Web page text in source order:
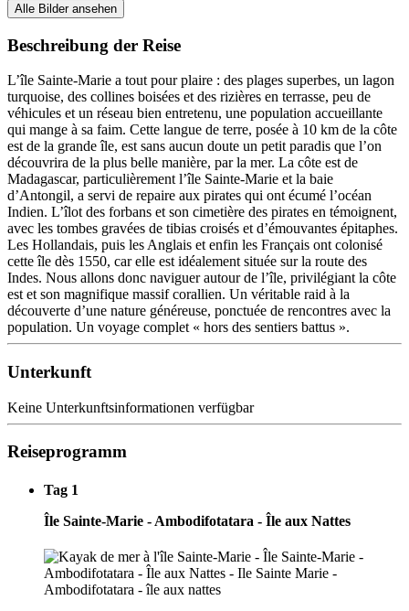
Alle Bilder ansehen
Beschreibung der Reise
L’île Sainte-Marie a tout pour plaire : des plages superbes, un lagon
turquoise, des collines boisées et des rizières en terrasse, peu de
véhicules et un réseau bien entretenu, une population accueillante
qui mange à sa faim. Cette langue de terre, posée à 10 km de la côte
est de la grande île, est sans aucun doute un petit paradis que l’on
découvrira de la plus belle manière, par la mer. La côte est de
Madagascar, particulièrement l’île Sainte-Marie et la baie
d’Antongil, a servi de repaire aux pirates qui ont écumé l’océan
Indien. L’îlot des forbans et son cimetière des pirates en témoignent,
avec les tombes gravées de tibias croisés et d’émouvantes épitaphes.
Les Hollandais, puis les Anglais et enfin les Français ont colonisé
cette île dès 1550, car elle est idéalement située sur la route des
Indes. Nous allons donc naviguer autour de l’île, privilégiant la côte
est et son magnifique massif corallien. Un véritable raid à la
découverte d’une nature généreuse, ponctuée de rencontres avec la
population. Un voyage complet « hors des sentiers battus ».
Unterkunft
Keine Unterkunftsinformationen verfügbar
Reiseprogramm
Tag 1
Île Sainte-Marie - Ambodifotatara - Île aux Nattes